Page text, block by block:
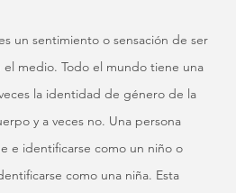
un sentimiento o sensación de ser
medio. Todo el mundo tiene una
la identidad de género de la
y a veces no. Una persona
e identificarse como un niño o
como una niña. Esta